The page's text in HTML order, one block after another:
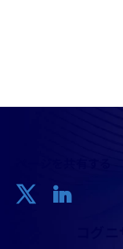
コグ